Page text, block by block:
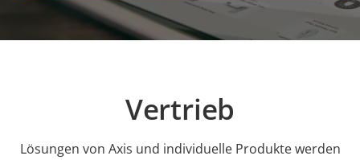
Vertrieb
Lösungen von Axis und individuelle Produkte werden